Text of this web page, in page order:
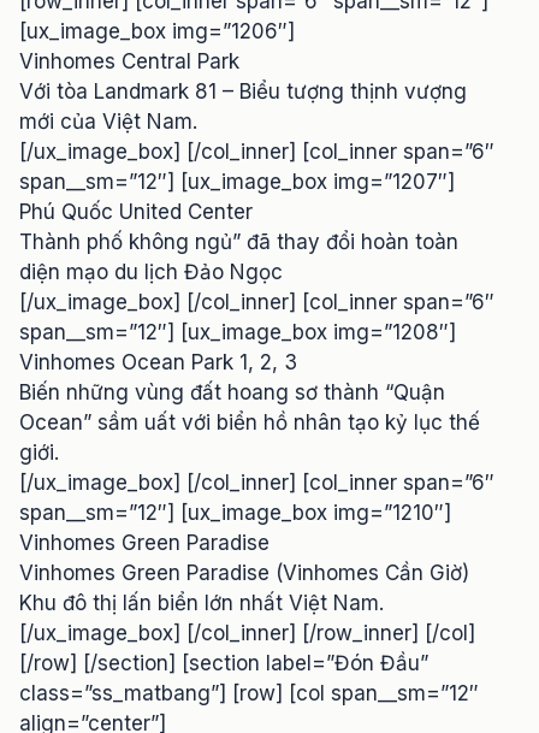
[ux_image_box img=”1206″]
Vinhomes Central Park
Với tòa Landmark 81 – Biểu tượng thịnh vượng
mới của Việt Nam.
[/ux_image_box] [/col_inner] [col_inner span=”6″
span__sm=”12″] [ux_image_box img=”1207″]
Phú Quốc United Center
Thành phố không ngủ” đã thay đổi hoàn toàn
diện mạo du lịch Đảo Ngọc
[/ux_image_box] [/col_inner] [col_inner span=”6″
span__sm=”12″] [ux_image_box img=”1208″]
Vinhomes Ocean Park 1, 2, 3
Biến những vùng đất hoang sơ thành “Quận
Ocean” sầm uất với biển hồ nhân tạo kỷ lục thế
giới.
[/ux_image_box] [/col_inner] [col_inner span=”6″
span__sm=”12″] [ux_image_box img=”1210″]
Vinhomes Green Paradise
Vinhomes Green Paradise (Vinhomes Cần Giờ)
Khu đô thị lấn biển lớn nhất Việt Nam.
[/ux_image_box] [/col_inner] [/row_inner] [/col]
[/row] [/section] [section label=”Đón Đầu”
class=”ss_matbang”] [row] [col span__sm=”12″
align=”center”]